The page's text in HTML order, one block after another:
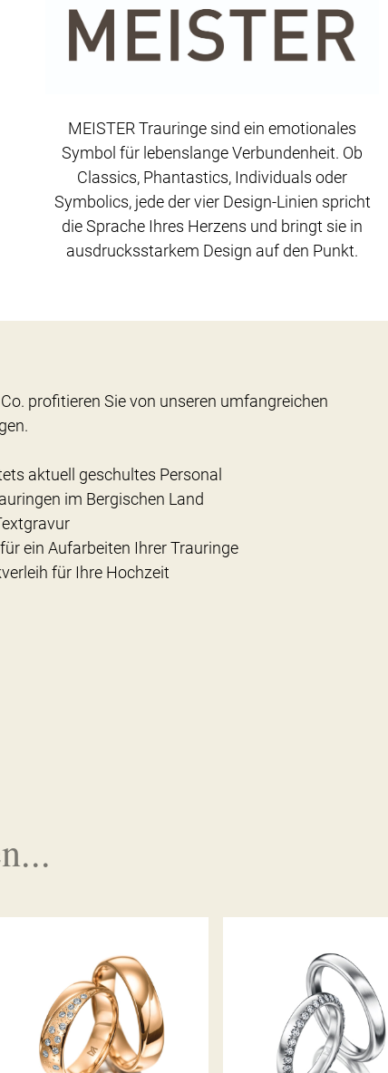
MEISTER Trauringe sind ein emotionales
Symbol für lebenslange Verbundenheit. Ob
Classics, Phantastics, Individuals oder
Symbolics, jede der vier Design-Linien spricht
die Sprache Ihres Herzens und bringt sie in
ausdrucksstarkem Design auf den Punkt.
profitieren Sie von unseren umfangreichen
aktuell geschultes Personal
im Bergischen Land
ein Aufarbeiten Ihrer Trauringe
MEISTER TRAURINGE
SYMBOLICS
MEISTER TRAURINGE
CLASSICS